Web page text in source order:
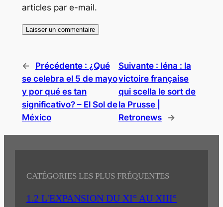
articles par e-mail.
← Précédente : ¿Qué
se celebra el 5 de mayo
y por qué es tan
significativo? – El Sol de
México
Suivante : Iéna : la
victoire française
qui scella le sort de
la Prusse |
Retronews
→
CATÉGORIES LES PLUS FRÉQUENTES
1.2 L'EXPANSION DU XI° AU XIII°